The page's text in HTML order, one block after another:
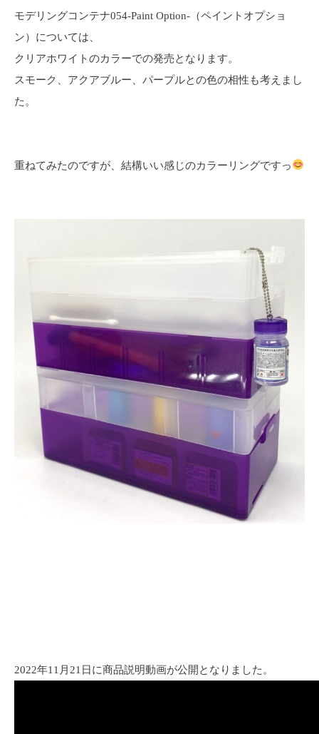
モデリングコンテナ054-Paint Option-（ペイントオプショ
ン）については、
クリアホワイトのカラーでの発売となります。
スモーク、アクアブルー、パープルとの色の相性も考えまし
た。
重ねてみたのですが、結構いい感じのカラーリングですっ
2022年11月21日に商品説明動画が公開となりました。